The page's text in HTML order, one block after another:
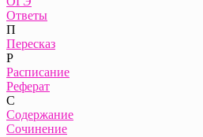
Ответы
П
Пересказ
Р
Расписание
Реферат
С
Содержание
Сочинение